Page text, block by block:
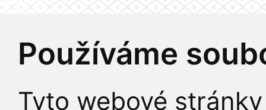
Používáme
Tyto webové